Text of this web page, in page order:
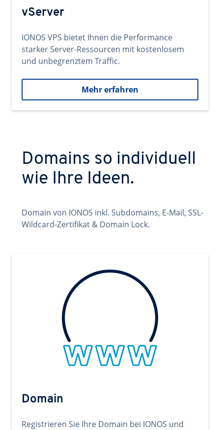
vServer
IONOS VPS bietet Ihnen die Performance
starker Server-Ressourcen mit kostenlosem
und unbegrenztem Traffic.
Mehr erfahren
Domains so individuell
wie Ihre Ideen.
Domain von IONOS inkl. Subdomains, E-Mail, SSL-
Wildcard-Zertifikat & Domain Lock.
Domain
Registrieren Sie Ihre Domain bei IONOS und